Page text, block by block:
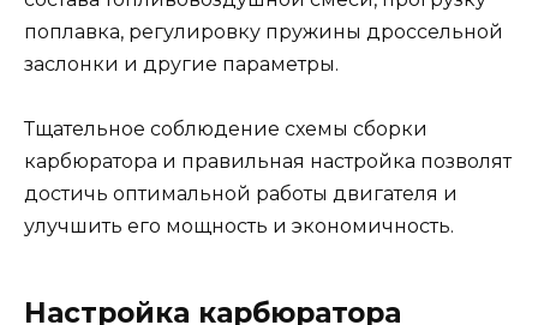
поплавка, регулировку пружины дроссельной
заслонки и другие параметры.
Тщательное соблюдение схемы сборки
карбюратора и правильная настройка позволят
достичь оптимальной работы двигателя и
улучшить его мощность и экономичность.
Настройка карбюратора